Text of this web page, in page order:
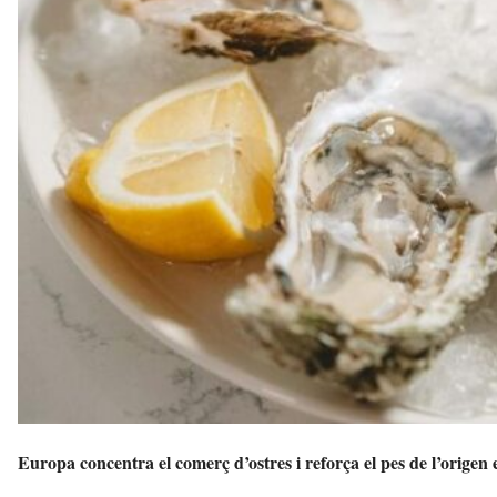
Europa concentra el comerç d’ostres i reforça el pes de l’origen